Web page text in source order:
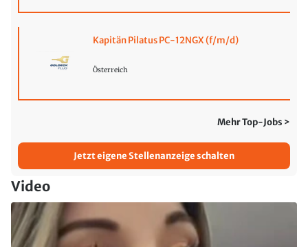
Kapitän Pilatus PC-12NGX (f/m/d)
Österreich
Mehr Top-Jobs >
Jetzt eigene Stellenanzeige schalten
Video